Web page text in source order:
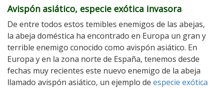
Avispón asiático, especie exótica invasora
De entre todos estos temibles enemigos de las abejas,
la abeja doméstica ha encontrado en Europa un gran y
terrible enemigo conocido como avispón asiático. En
Europa y en la zona norte de España, tenemos desde
fechas muy recientes este nuevo enemigo de la abeja
llamado avispón asiático, un ejemplo de especie exótica